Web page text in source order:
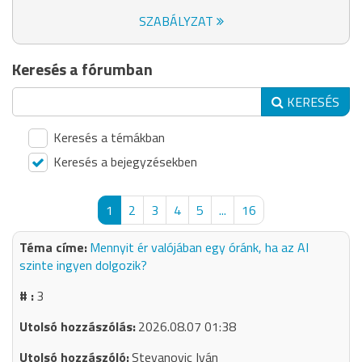
SZABÁLYZAT
Keresés a fórumban
KERESÉS
Keresés a témákban
Keresés a bejegyzésekben
1 2 3 4 5 ...
16
Mennyit ér valójában egy óránk, ha az AI
szinte ingyen dolgozik?
3
2026.08.07 01:38
Stevanovic Iván